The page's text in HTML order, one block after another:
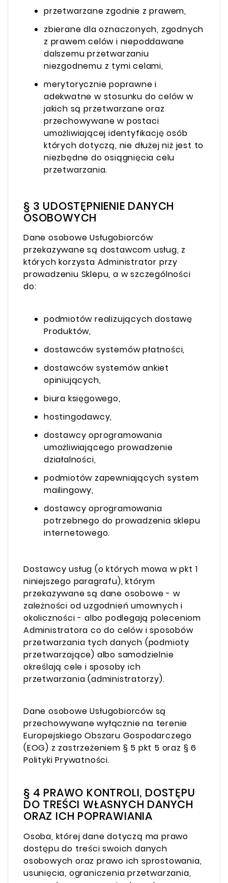
przetwarzane zgodnie z prawem,
zbierane dla oznaczonych, zgodnych
z prawem celów i niepoddawane
dalszemu przetwarzaniu
niezgodnemu z tymi celami,
merytorycznie poprawne i
adekwatne w stosunku do celów w
jakich są przetwarzane oraz
przechowywane w postaci
umożliwiającej identyfikację osób
których dotyczą, nie dłużej niż jest to
niezbędne do osiągnięcia celu
przetwarzania.
§ 3 UDOSTĘPNIENIE DANYCH
OSOBOWYCH
Dane osobowe Usługobiorców
przekazywane są dostawcom usług, z
których korzysta Administrator przy
prowadzeniu Sklepu, a w szczególności
do:
podmiotów realizujących dostawę
Produktów,
dostawców systemów płatności,
dostawców systemów ankiet
opiniujących,
biura księgowego,
hostingodawcy,
dostawcy oprogramowania
umożliwiającego prowadzenie
działalności,
podmiotów zapewniających system
mailingowy,
dostawcy oprogramowania
potrzebnego do prowadzenia sklepu
internetowego.
Dostawcy usług (o których mowa w pkt 1
niniejszego paragrafu), którym
przekazywane są dane osobowe - w
zależności od uzgodnień umownych i
okoliczności - albo podlegają poleceniom
Administratora co do celów i sposobów
przetwarzania tych danych (podmioty
przetwarzające) albo samodzielnie
określają cele i sposoby ich
przetwarzania (administratorzy).
Dane osobowe Usługobiorców są
przechowywane wyłącznie na terenie
Europejskiego Obszaru Gospodarczego
(EOG) z zastrzeżeniem § 5 pkt 5 oraz § 6
Polityki Prywatności.
§ 4 PRAWO KONTROLI, DOSTĘPU
DO TREŚCI WŁASNYCH DANYCH
ORAZ ICH POPRAWIANIA
Osoba, której dane dotyczą ma prawo
dostępu do treści swoich danych
osobowych oraz prawo ich sprostowania,
usunięcia, ograniczenia przetwarzania,